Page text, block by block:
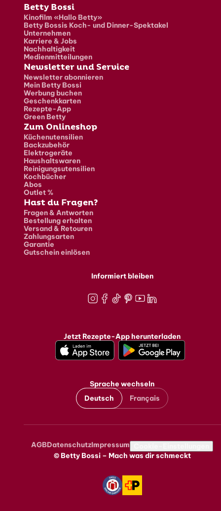
Fusszeile
Betty Bossi
Kinofilm «Hallo Betty»
Betty Bossis Koch- und Dinner-Spektakel
Unternehmen
Karriere & Jobs
Nachhaltigkeit
Medienmitteilungen
Newsletter und Service
Newsletter abonnieren
Mein Betty Bossi
Werbung buchen
Geschenkkarten
Rezepte-App
Green Betty
Zum Onlineshop
Küchenutensilien
Backzubehör
Elektrogeräte
Haushaltswaren
Reinigungsutensilien
Kochbücher
Abos
Outlet %
Hast du Fragen?
Fragen & Antworten
Bestellung erhalten
Versand & Retouren
Zahlungsarten
Garantie
Gutschein einlösen
Informiert bleiben
Jetzt Rezepte-App herunterladen
Sprache wechseln
Deutsch
Français
Metanavigation
AGBDatenschutzImpressum
© Betty Bossi – Mach was dir schmeckt